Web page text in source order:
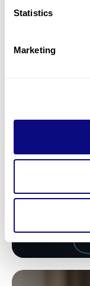
Statistics
Marketing
원인 불명